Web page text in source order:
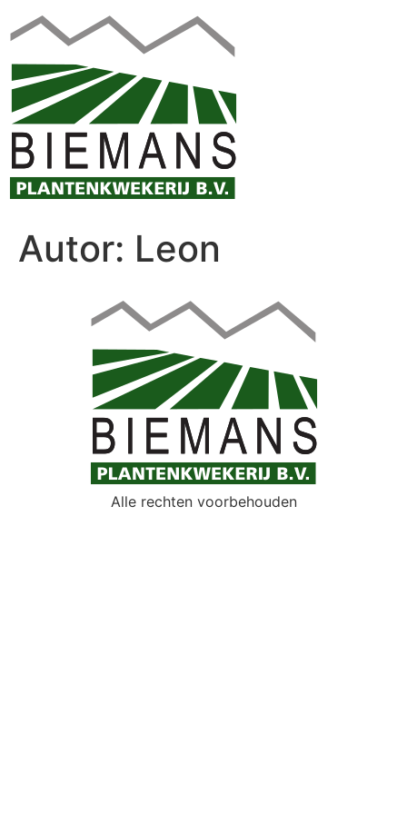
Autor: Leon
Alle rechten voorbehouden